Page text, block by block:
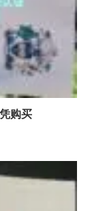
购买